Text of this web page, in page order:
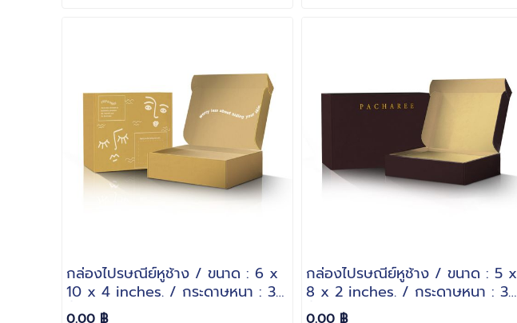
กล่องไปรษณีย์หูช้าง / ขนาด : 6 x
10 x 4 inches. / กระดาษหนา : 3
ชั้นลอน B
กล่องไปรษณีย์หูช้าง / ขนาด : 5 x
8 x 2 inches. / กระดาษหนา : 3
ชั้นลอน B